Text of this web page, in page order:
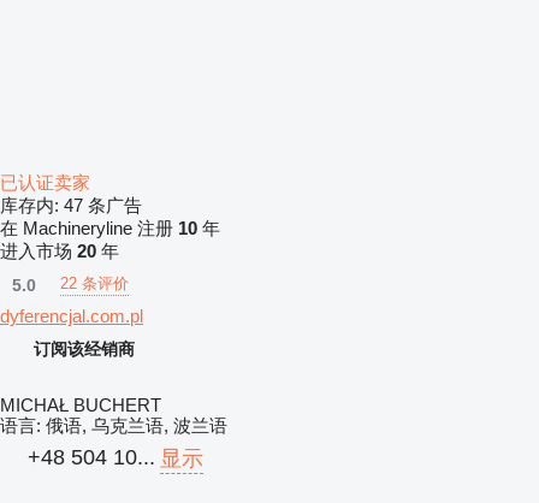
已认证卖家
库存内: 47 条广告
在 Machineryline 注册 10 年
进入市场 20 年
5.0 22 条评价
dyferencjal.com.pl
订阅该经销商
MICHAŁ BUCHERT
语言: 俄语, 乌克兰语, 波兰语
+48 504 10... 显示